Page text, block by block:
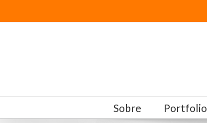
Sobre Portfolio